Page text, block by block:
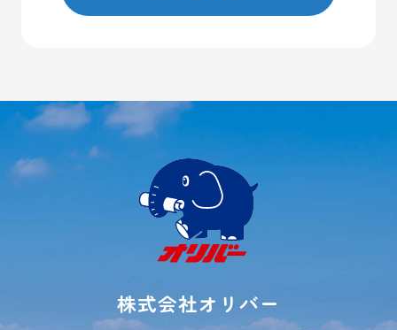
日野市
厚木市
屋外コンテナ
大型ガレージ
初めての方へ
よくあるご質問
お荷物運搬サービス
株式会社オリバー